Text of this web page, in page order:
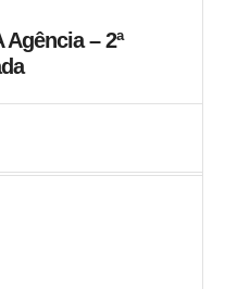
– 2ª